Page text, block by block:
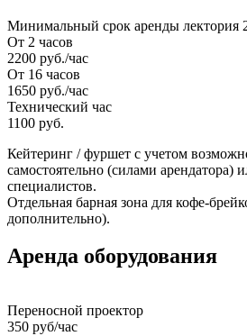
Минимальный срок аренды лектория
От 2 часов
2200 руб./час
От 16 часов
1650 руб./час
Технический час
1100 руб.
Кейтеринг / фуршет с учетом
самостоятельно (силами арендатора)
специалистов.
Отдельная барная зона для кофе-
дополнительно).
Аренда оборудования
Переносной проектор
350 руб/час